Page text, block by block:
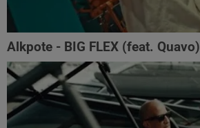
Alkpote - BIG FLEX (feat. Quavo)